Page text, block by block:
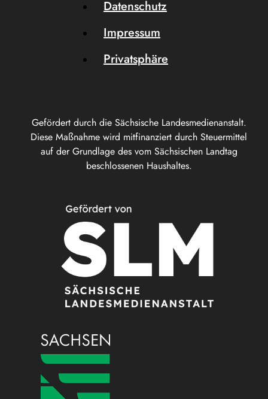
Gefördert durch die Sächsische Landesmedienanstalt.
Diese Maßnahme wird mitfinanziert durch Steuermittel
auf der Grundlage des vom Sächsischen Landtag
beschlossenen Haushaltes.
Datenschutz
Impressum
Privatsphäre